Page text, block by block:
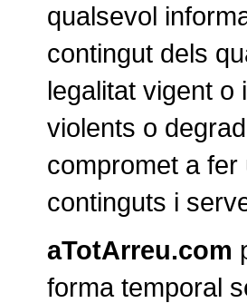
qualsevol
contingut dels
legalitat vigent o
violents o
compromet a
continguts i
aTotArreu.com
forma temporal